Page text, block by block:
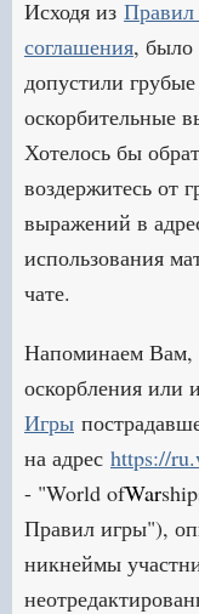
Исходя из
соглашения, было
допустили
оскорбительные
Хотелось бы
воздержитесь от
выражений в
использования
чате.
Напоминаем Вам,
оскорбления или
Игры
на адрес https://
- "World ofWar
Правил игры"),
никнеймы